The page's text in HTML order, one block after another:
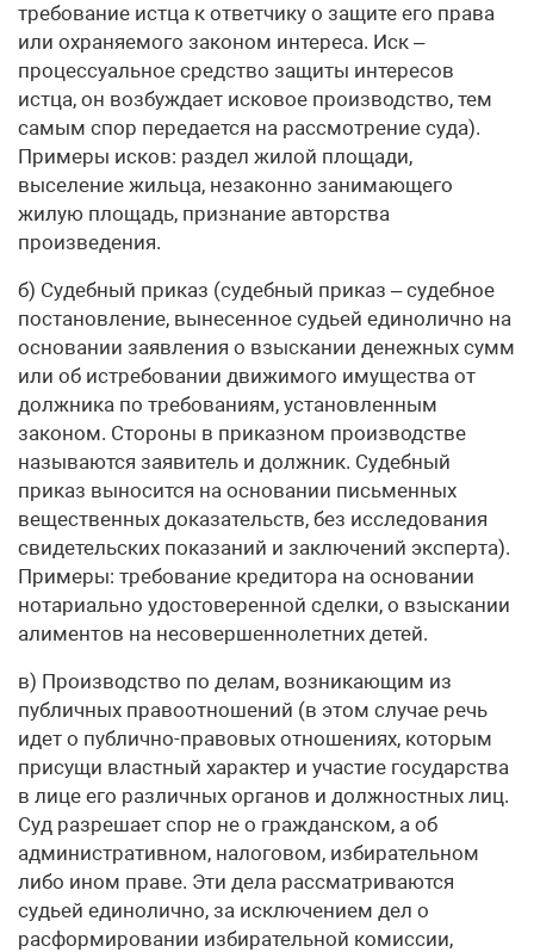
требование истца к ответчику о защите его права
или охраняемого законом интереса. Иск –
процессуальное средство защиты интересов
истца, он возбуждает исковое производство, тем
самым спор передается на рассмотрение суда).
Примеры исков: раздел жилой площади,
выселение жильца, незаконно занимающего
жилую площадь, признание авторства
произведения.
б) Судебный приказ (судебный приказ – судебное
постановление, вынесенное судьей единолично на
основании заявления о взыскании денежных сумм
или об истребовании движимого имущества от
должника по требованиям, установленным
законом. Стороны в приказном производстве
называются заявитель и должник. Судебный
приказ выносится на основании письменных
вещественных доказательств, без исследования
свидетельских показаний и заключений эксперта).
Примеры: требование кредитора на основании
нотариально удостоверенной сделки, о взыскании
алиментов на несовершеннолетних детей.
в) Производство по делам, возникающим из
публичных правоотношений (в этом случае речь
идет о публично-правовых отношениях, которым
присущи властный характер и участие государства
в лице его различных органов и должностных лиц.
Суд разрешает спор не о гражданском, а об
административном, налоговом, избирательном
либо ином праве. Эти дела рассматриваются
судьей единолично, за исключением дел о
расформировании избирательной комиссии,